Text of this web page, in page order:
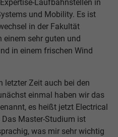
Laufbahnstellen in
und Mobility. Es ist
in der Fakultät
einem sehr guten und
in einem frischen Wind
letzter Zeit auch bei den
einmal haben wir das
es heißt jetzt Electrical
Master-Studium ist
was mir sehr wichtig